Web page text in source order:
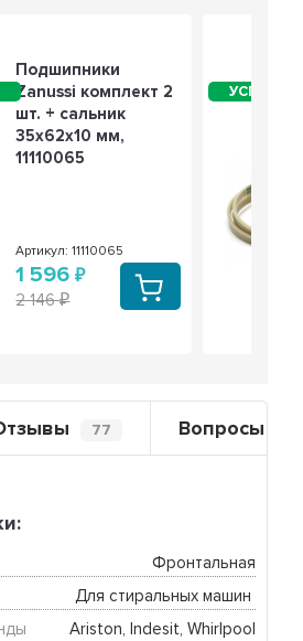
Подшипники
Zanussi комплект 2
шт. + сальник
35х62х10 мм,
11110065
Артикул: 11110065
1 596
2 146
77 Вопросы
Фронтальная
Для стиральных машин
Ariston, Indesit, Whirlpool